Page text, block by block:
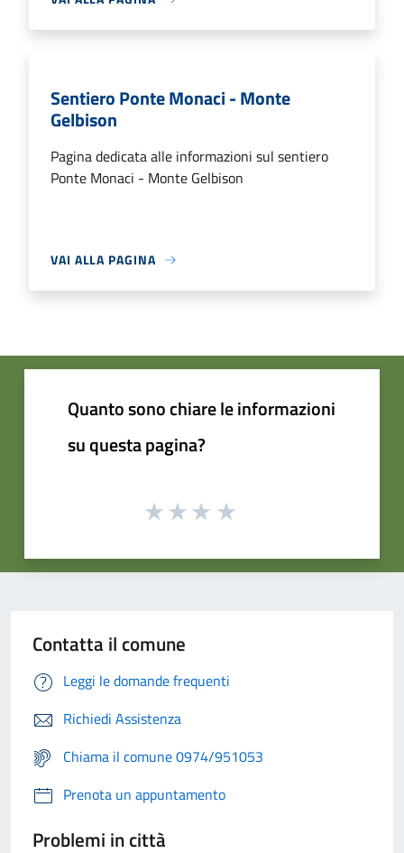
Sentiero Ponte Monaci - Monte
Gelbison
Pagina dedicata alle informazioni sul sentiero
Ponte Monaci - Monte Gelbison
VAI ALLA PAGINA
Quanto sono chiare le informazioni
su questa pagina?
Contatta il comune
Leggi le domande frequenti
Richiedi Assistenza
Chiama il comune 0974/951053
Prenota un appuntamento
Problemi in città